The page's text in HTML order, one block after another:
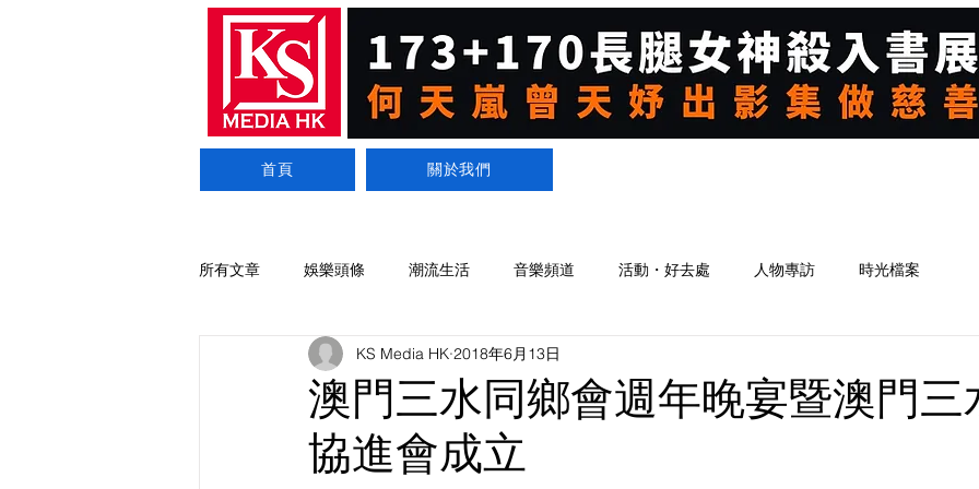
首頁 關於我們
所有文章 娛樂頭條 潮流生活 音樂頻道 活動・好去處 人物專訪 時光檔案
澳門三水同鄉會週年晚宴暨澳門三
協進會成立
KS Media HK 2018年6月13日